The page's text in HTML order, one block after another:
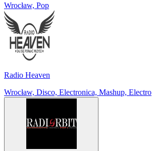
Wrocław, Pop
Radio Heaven
Wrocław, Disco, Electronica, Mashup, Electro